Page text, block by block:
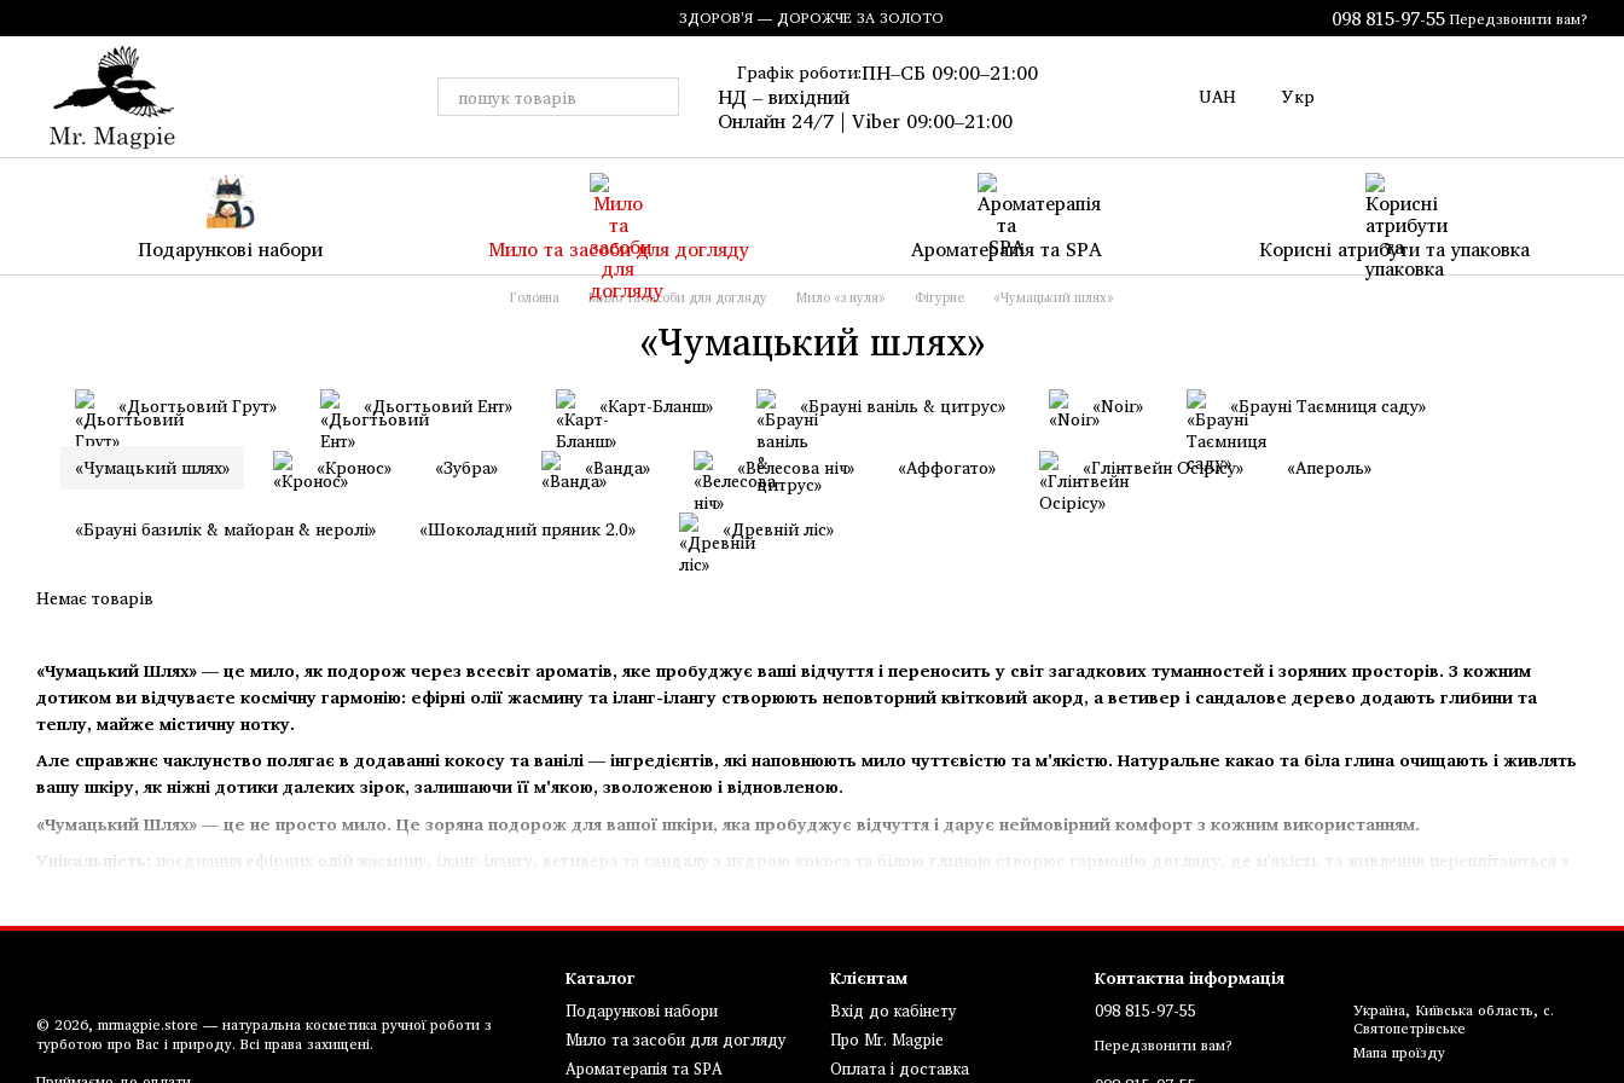
ЗДОРОВ'Я — ДОРОЖЧЕ ЗА ЗОЛОТО 098 815-97-55 Передзвонити вам?
Графік роботи:ПН–СБ 09:00–21:00
НД – вихідний
Онлайн 24/7 | Viber 09:00–21:00
UAH Укр
Подарункові набори Мило та засоби для догляду Ароматерапія та SPA Корисні атрибути та упаковка
Головна Мило та засоби для догляду Мило «з нуля» Фігурне «Чумацький шлях»
«Чумацький шлях»
«Дьогтьовий Грут» «Дьогтьовий Ент» «Карт-Бланш» «Брауні ваніль & цитрус» «Noir» «Брауні Таємниця саду»
«Чумацький шлях» «Кронос» «Зубра» «Ванда» «Велесова ніч» «Аффогато» «Глінтвейн Осірісу» «Апероль»
«Брауні базилік & майоран & неролі» «Шоколадний пряник 2.0» «Древній ліс»
«Чумацький Шлях» — це мило, як подорож через всесвіт ароматів, яке пробуджує ваші відчуття і переносить у світ загадкових туманностей і зоряних просторів. З кожним
дотиком ви відчуваєте космічну гармонію: ефірні олії жасмину та іланг-ілангу створюють неповторний квітковий акорд, а ветивер і сандалове дерево додають глибини та
теплу, майже містичну нотку.
Але справжнє чаклунство полягає в додаванні кокосу та ванілі — інгредієнтів, які наповнюють мило чуттєвістю та м'якістю. Натуральне какао та біла глина очищають і живлять
вашу шкіру, як ніжні дотики далеких зірок, залишаючи її м'якою, зволоженою і відновленою.
«Чумацький Шлях» — це не просто мило. Це зоряна подорож для вашої шкіри, яка пробуджує відчуття і дарує неймовірний комфорт з кожним використанням.
Унікальність:
поєднання ефірних олій жасмину, іланг-ілангу, ветивера та сандалу з пудрою кокоса та білою глиною створює гармонію догляду, де м'якість та живлення переплітаються з
Немає товарів
© 2026, mrmagpie.store — натуральна косметика ручної роботи з
турботою про Вас і природу. Всі права захищені.
Каталог
Подарункові набори
Мило та засоби для догляду
Ароматерапія та SPA
Клієнтам
Вхід до кабінету
Про Mr. Magpie
Оплата і доставка
Контактна інформація
098 815-97-55
Передзвонити вам?
Україна, Київська область, с.
Святопетрівське
Мапа проїзду